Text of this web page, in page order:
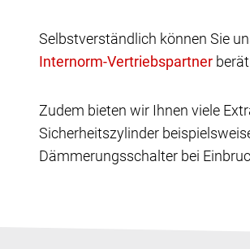
Selbstverständlich können Sie
Zudem bieten wir Ihnen viele
Sicherheitszylinder
Dämmerungsschalter bei